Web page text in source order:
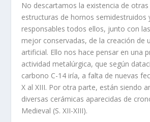
No descartamos la existencia de otras
estructuras de hornos semidestruidos
responsables todos ellos, junto con
mejor conservadas, de la creación de
artificial. Ello nos hace pensar en una
actividad metalúrgica, que según
carbono C-14 iría, a falta de nuevas
X al XIII. Por otra parte, están siendo
diversas cerámicas aparecidas de
Medieval (S. XII-XIII).